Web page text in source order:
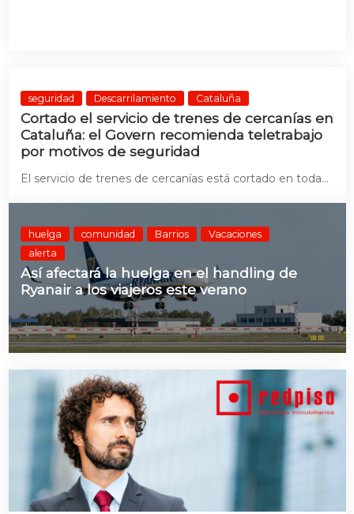
seguridad Descarrilamiento Cataluña
Cortado el servicio de trenes de cercanías en
Cataluña: el Govern recomienda teletrabajo
por motivos de seguridad
El servicio de trenes de cercanías está cortado en toda...
huelga comunidad Barrios
Vacaciones
alerta
Así afectará la huelga en el handling de
Ryanair a los viajeros este verano